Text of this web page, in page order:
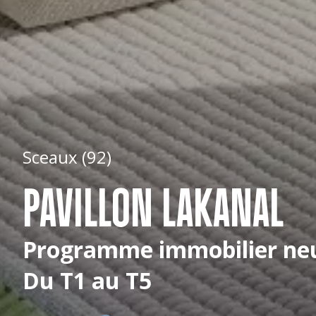
Sceaux (92)
PAVILLON LAKANAL
Programme immobilier
Du T1 au T5